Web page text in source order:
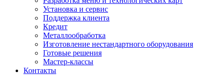
Установка и сервис
Поддержка клиента
Кредит
Металлообработка
Изготовление нестандартного оборудования
Готовые решения
Мастер-классы
Контакты